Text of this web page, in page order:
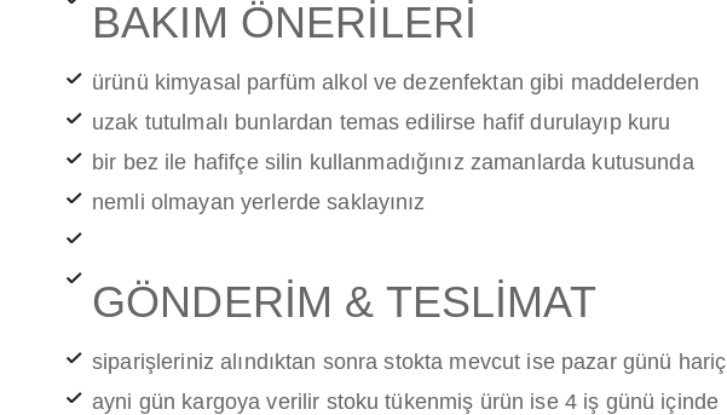
BAKIM ÖNERİLERİ
ürünü kimyasal parfüm alkol ve dezenfektan gibi maddelerden
uzak tutulmalı bunlardan temas edilirse hafif durulayıp kuru
bir bez ile hafifçe silin kullanmadığınız zamanlarda kutusunda
nemli olmayan yerlerde saklayınız
GÖNDERİM & TESLİMAT
siparişleriniz alındıktan sonra stokta mevcut ise pazar günü hariç
ayni gün kargoya verilir stoku tükenmiş ürün ise 4 iş günü içinde